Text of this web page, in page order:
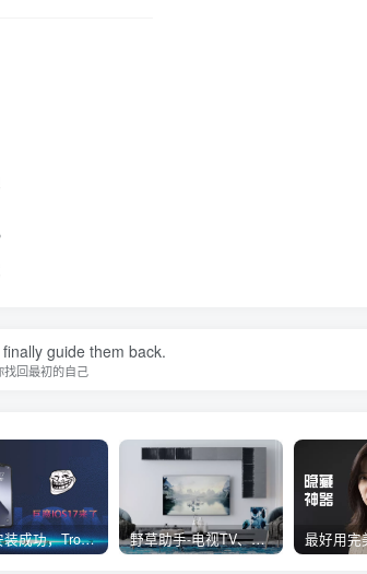
guide them back.
回最初的自己
100%安装成功，TrollStore巨魔商店ios17来了，这些系统马上起飞了 野草助手-电视TV、安卓必装的一款软件，超级好用